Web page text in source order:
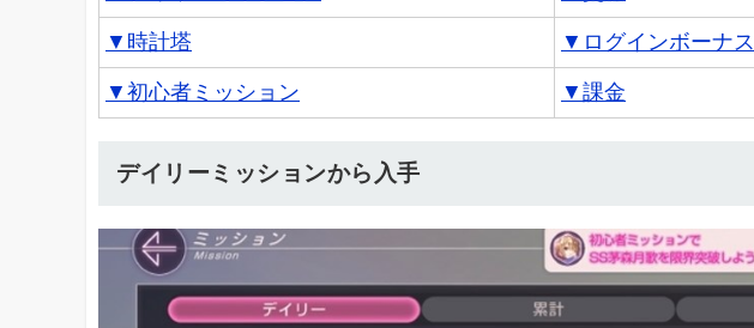
▼時計塔 ▼ログインボーナス
▼初心者ミッション ▼課金
デイリーミッションから入手